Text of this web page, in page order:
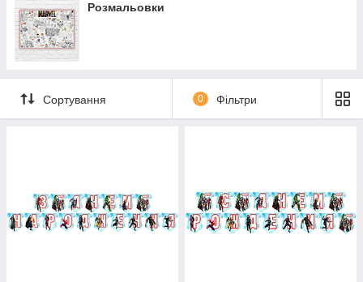
Розмальовки
Сортування 0 Фільтри